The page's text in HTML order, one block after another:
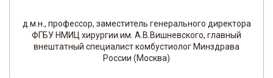
д.м.н., профессор, заместитель генерального директора
ФГБУ НМИЦ хирургии им. А.В.Вишневского, главный
внештатный специалист комбустиолог Минздрава
России (Москва)